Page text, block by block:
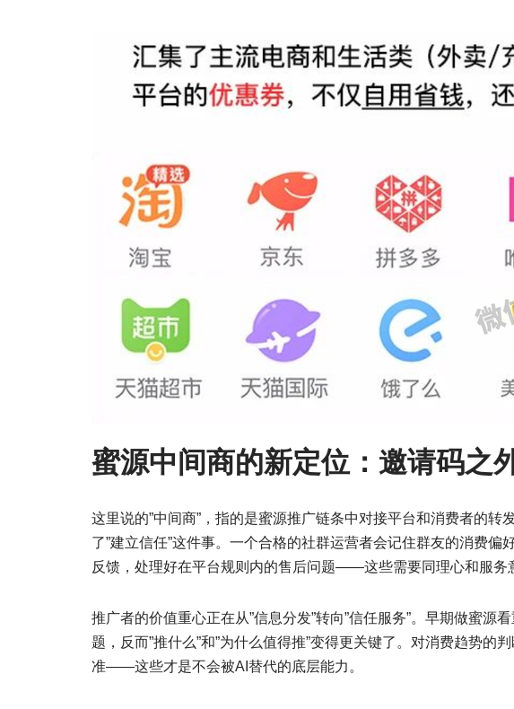
蜜源中间商的新定位：邀请码之
这里说的”中间商”，指的是蜜源推广链条中对接平台和消费者的转
了”建立信任”这件事。一个合格的社群运营者会记住群友的消费偏
反馈，处理好在平台规则内的售后问题——这些需要同理心和服务
推广者的价值重心正在从”信息分发”转向”信任服务”。早期做蜜源
题，反而”推什么”和”为什么值得推”变得更关键了。对消费趋势的
准——这些才是不会被AI替代的底层能力。